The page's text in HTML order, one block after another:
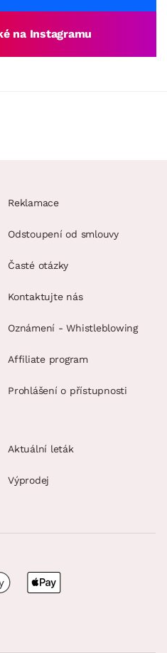
na Instagramu
Reklamace
Odstoupení od smlouvy
Časté otázky
Kontaktujte nás
Oznámení - Whistleblowing
Affiliate program
Prohlášení o přístupnosti
Aktuální leták
Výprodej